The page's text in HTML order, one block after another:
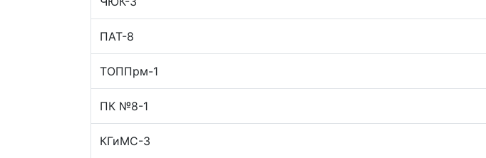
ПАТ-8
ТОППрм-1
ПК №8-1
КГиМС-3